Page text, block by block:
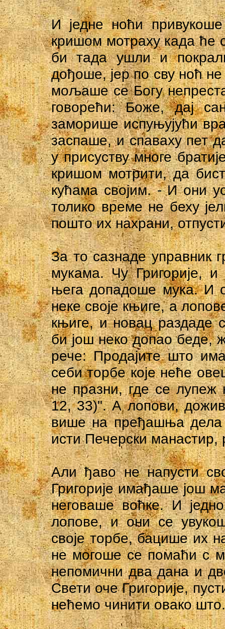
И једне ноћи привукоше
кришом мотраху када ће
би тада ушли и
дођоше, јер по сву ноћ
мољаше се Богу
говорећи: Боже, дај
заморише испуњујући
заспаше, и спаваху пет
у присуству многе
кришом мотрити, да
кућама својим. - И они
толико време не беху
пошто их нахрани,
За то сазнаде управник
мукама. Чу Григорије,
њега допадоше мука. И
неке своје књиге, а
књиге, и новац раздаде
би још неко допао беде,
рече: Продајите што
себи торбе које неће
не празни, где се лупеж
12, 33)". А лопови,
више на пређашња дела
исти Печерски манастир,
Али ђаво не напусти
Григорије имађаше још
неговаше воћке. И
лопове, и они се
своје торбе, бацише их
не могоше се помаћи с
непомични два дана и
Свети оче Григорије,
нећемо чинити овако што.